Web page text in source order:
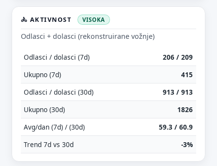
🚴 AKTIVNOST VISOKA
Odlasci + dolasci (rekonstruirane vožnje)
Odlasci / dolasci (7d)
206 / 209
Ukupno (7d)
415
Odlasci / dolasci (30d)
913 / 913
Ukupno (30d)
1826
Avg/dan (7d) / (30d)
59.3 / 60.9
Trend 7d vs 30d
-3%